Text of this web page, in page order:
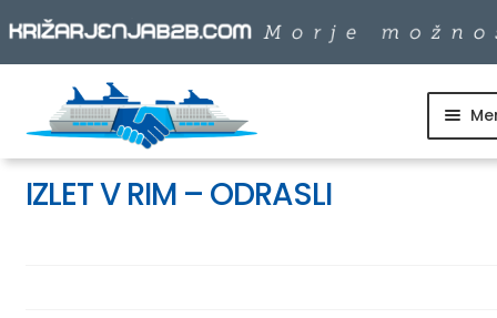
Skip
to
navigation
Skip
to
content
SKUPINSKI ODHODI
IZLET V RIM – ODRASLI